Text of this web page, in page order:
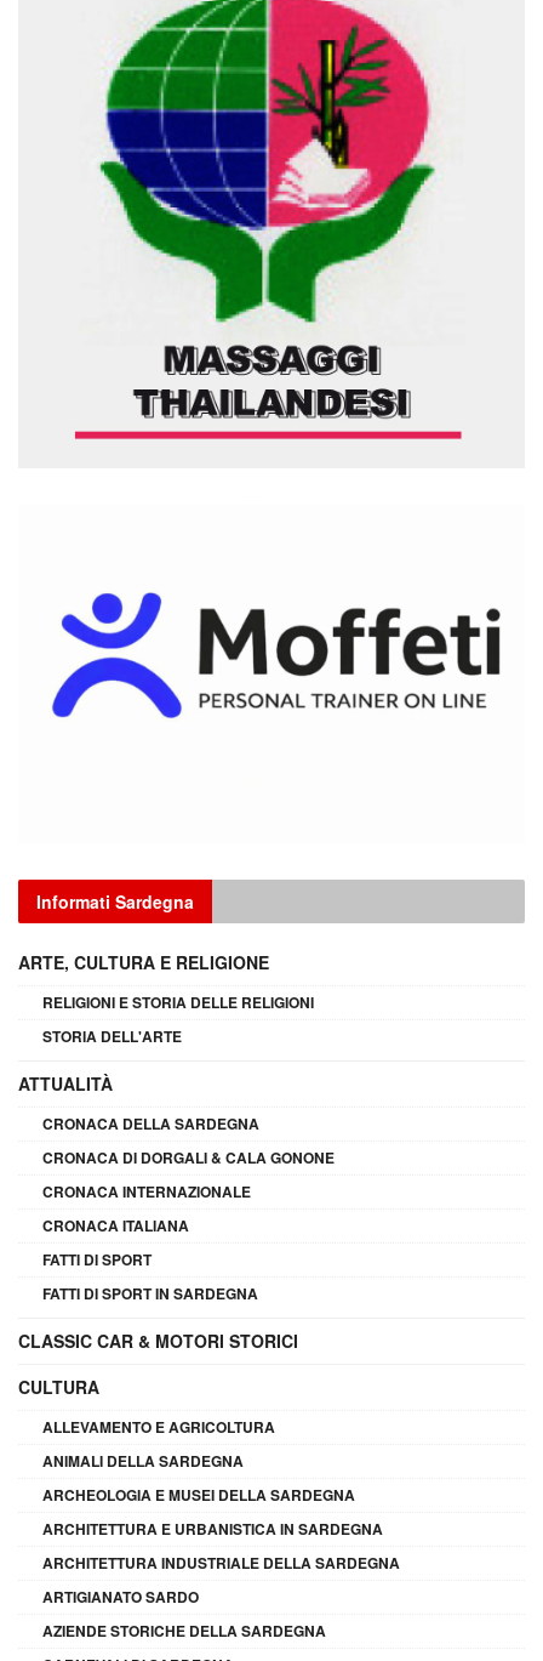
Informati Sardegna
ARTE, CULTURA E RELIGIONE
RELIGIONI E STORIA DELLE RELIGIONI
STORIA DELL'ARTE
ATTUALITÀ
CRONACA DELLA SARDEGNA
CRONACA DI DORGALI & CALA GONONE
CRONACA INTERNAZIONALE
CRONACA ITALIANA
FATTI DI SPORT
FATTI DI SPORT IN SARDEGNA
CLASSIC CAR & MOTORI STORICI
CULTURA
ALLEVAMENTO E AGRICOLTURA
ANIMALI DELLA SARDEGNA
ARCHEOLOGIA E MUSEI DELLA SARDEGNA
ARCHITETTURA E URBANISTICA IN SARDEGNA
ARCHITETTURA INDUSTRIALE DELLA SARDEGNA
ARTIGIANATO SARDO
AZIENDE STORICHE DELLA SARDEGNA